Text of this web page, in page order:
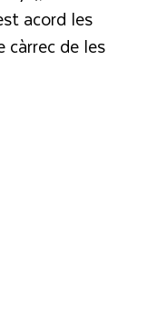
acord les
de les